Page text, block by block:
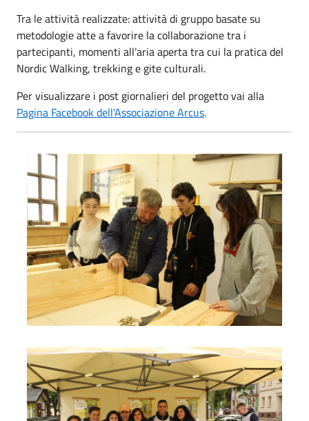
Tra le attività realizzate: attività di gruppo basate su
metodologie atte a favorire la collaborazione tra i
partecipanti, momenti all’aria aperta tra cui la pratica del
Nordic Walking, trekking e gite culturali.
Per visualizzare i post giornalieri del progetto vai alla
Pagina Facebook dell'Associazione Arcus.
Progetto Fit is Cool 1
Progetto Fit is Cool 2